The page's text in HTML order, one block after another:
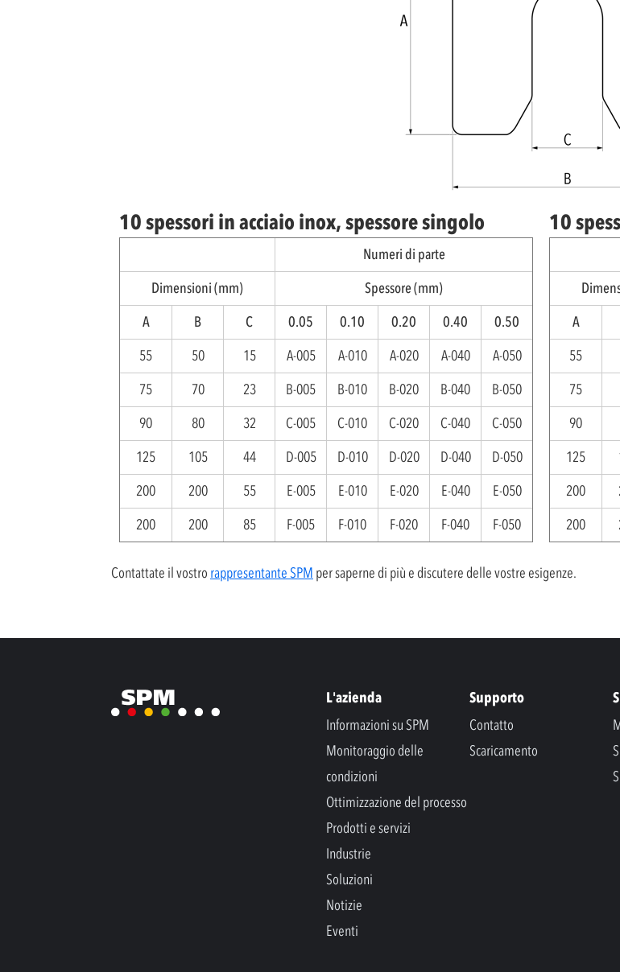
10 spessori in acciaio inox, spessore singolo
Numeri di parte
Dimensioni (mm)
Spessore (mm)
A
B C 0.05 0.10 0.20 0.40
0.50
55
50 15 A-005 A-010 A-020 A-040
A-050
75
70 23 B-005 B-010 B-020 B-040
B-050
90
80 32 C-005 C-010 C-020 C-040
C-050
125
105 44 D-005 D-010 D-020 D-040
D-050
200
200 55 E-005 E-010 E-020 E-040
E-050
200
200 85 F-005 F-010 F-020 F-040 F-050
10
A
55
75
90
125
200
200
Contattate il vostro rappresentante SPM per saperne di più e discutere delle vostre esigenze.
L'azienda
Informazioni su SPM
Monitoraggio delle
condizioni
Ottimizzazione del processo
Prodotti e servizi
Industrie
Soluzioni
Notizie
Eventi
Supporto
Contatto
Scaricamento